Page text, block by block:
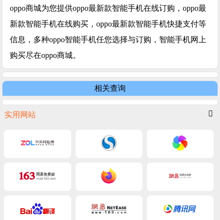
oppo商城为您提供oppo最新款智能手机在线订购，oppo最
新款智能手机在线购买，oppo最新款智能手机快捷支付等
信息，多种oppo智能手机任您选择与订购，智能手机网上
购买尽在oppo商城。
相关查询
实用网站